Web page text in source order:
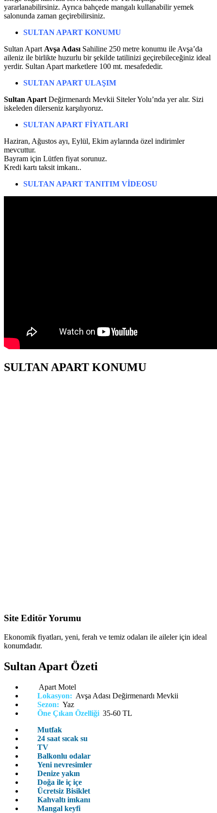
yararlanabilirsiniz. Ayrıca bahçede mangalı kullanabilir yemek
salonunda zaman geçirebilirsiniz.
SULTAN APART KONUMU
Sultan Apart Avşa Adası Sahiline 250 metre konumu ile Avşa’da
aileniz ile birlikte huzurlu bir şekilde tatilinizi geçirebileceğiniz ideal
yerdir. Sultan Apart marketlere 100 mt. mesafededir.
SULTAN APART ULAŞIM
Sultan Apart Değirmenardı Mevkii Siteler Yolu’nda yer alır. Sizi
iskeleden dilerseniz karşılıyoruz.
SULTAN APART FİYATLARI
Haziran, Ağustos ayı, Eylül, Ekim aylarında özel indirimler
mevcuttur.
Bayram için Lütfen fiyat sorunuz.
Kredi kartı taksit imkanı..
SULTAN APART TANITIM VİDEOSU
SULTAN APART KONUMU
Site Editör Yorumu
Ekonomik fiyatları, yeni, ferah ve temiz odaları ile aileler için ideal
konumdadır.
Sultan Apart Özeti
Apart Motel
Lokasyon: Avşa Adası Değirmenardı Mevkii
Sezon: Yaz
Öne Çıkan Özelliği 35-60 TL
Mutfak
24 saat sıcak su
TV
Balkonlu odalar
Yeni nevresimler
Denize yakın
Doğa ile iç içe
Ücretsiz Bisiklet
Kahvaltı imkanı
Mangal keyfi